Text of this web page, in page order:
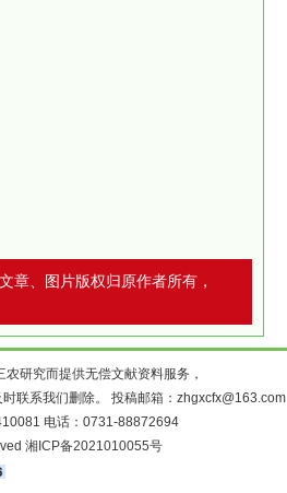
章、图片版权归原作者所有，
研究而提供无偿文献资料服务，
联系我们删除。 投稿邮箱： zhgxcfx@163.com
电话：0731-88872694
湘ICP备2021010055号